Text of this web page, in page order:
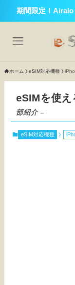
期間限定！
ホーム eSIM対応機種
eSIMを使
部紹介 –
eSIM対応機種